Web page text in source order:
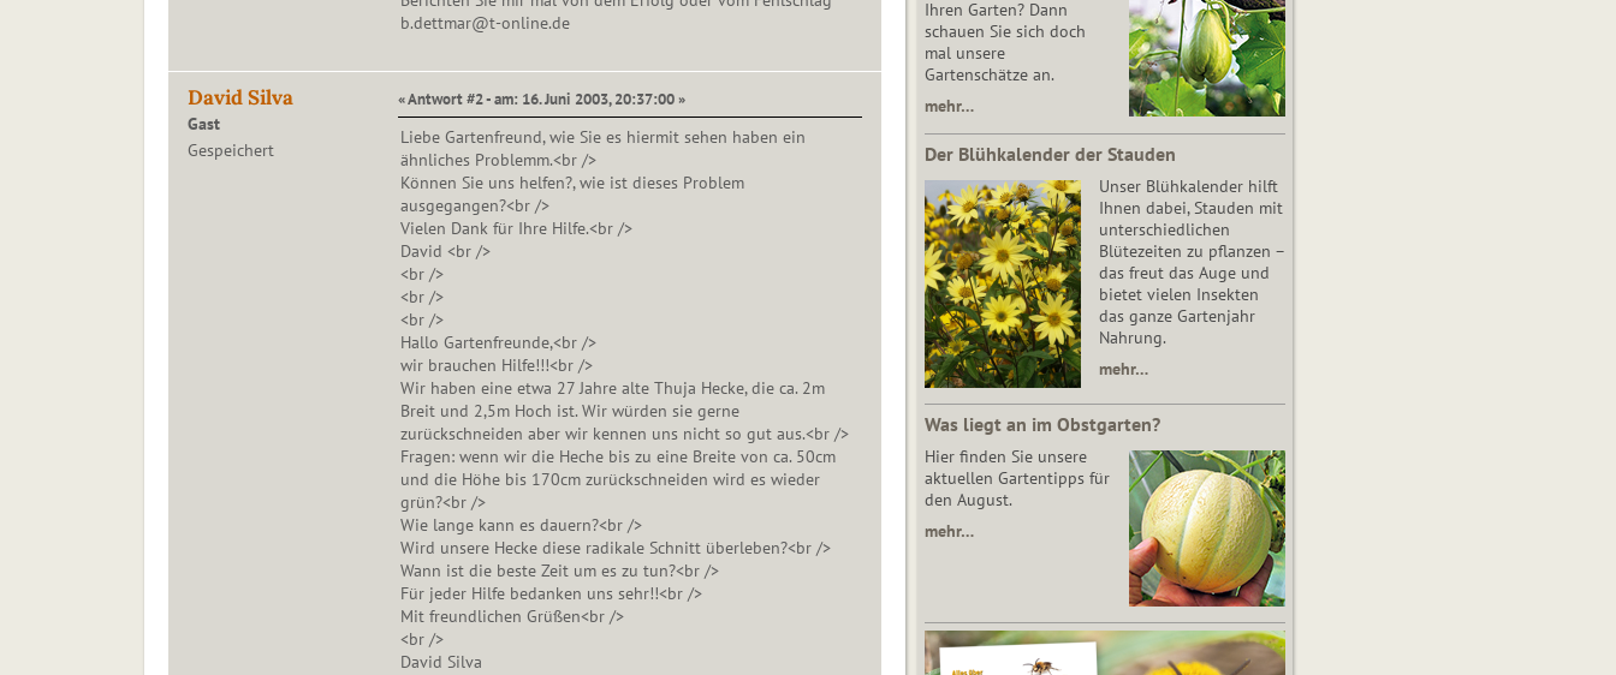
b.dettmar@t-online.de
David Silva
Gast
Gespeichert
« Antwort #2 - am: 16. Juni 2003, 20:37:00 »
Liebe Gartenfreund, wie Sie es hiermit sehen haben ein
ähnliches Problemm.<br />
Können Sie uns helfen?, wie ist dieses Problem
ausgegangen?<br />
Vielen Dank für Ihre Hilfe.<br />
David <br />
<br />
<br />
<br />
Hallo Gartenfreunde,<br />
wir brauchen Hilfe!!!<br />
Wir haben eine etwa 27 Jahre alte Thuja Hecke, die ca. 2m
Breit und 2,5m Hoch ist. Wir würden sie gerne
zurückschneiden aber wir kennen uns nicht so gut aus.<br />
Fragen: wenn wir die Heche bis zu eine Breite von ca. 50cm
und die Höhe bis 170cm zurückschneiden wird es wieder
grün?<br />
Wie lange kann es dauern?<br />
Wird unsere Hecke diese radikale Schnitt überleben?<br />
Wann ist die beste Zeit um es zu tun?<br />
Für jeder Hilfe bedanken uns sehr!!<br />
Mit freundlichen Grüßen<br />
<br />
David Silva
Ihren Garten? Dann
schauen Sie sich doch
mal unsere
Gartenschätze an.
mehr…
Der Blühkalender der Stauden
Unser Blühkalender hilft
Ihnen dabei, Stauden mit
unterschiedlichen
Blütezeiten zu pflanzen –
das freut das Auge und
bietet vielen Insekten
das ganze Gartenjahr
Nahrung.
mehr…
Was liegt an im Obstgarten?
Hier finden Sie unsere
aktuellen Gartentipps für
den August.
mehr…